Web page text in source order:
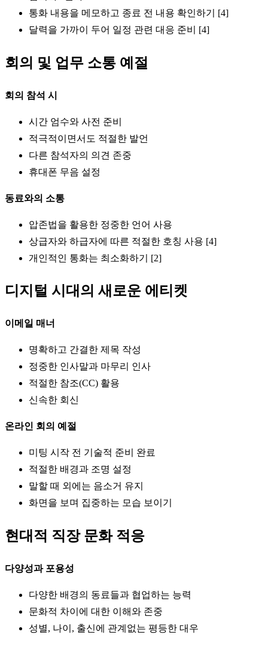
통화 내용을 메모하고 종료 전 내용 확인하기 [4]
달력을 가까이 두어 일정 관련 대응 준비 [4]
회의 및 업무 소통 예절
회의 참석 시
시간 엄수와 사전 준비
적극적이면서도 적절한 발언
다른 참석자의 의견 존중
휴대폰 무음 설정
동료와의 소통
압존법을 활용한 정중한 언어 사용
상급자와 하급자에 따른 적절한 호칭 사용 [4]
개인적인 통화는 최소화하기 [2]
디지털 시대의 새로운 에티켓
이메일 매너
명확하고 간결한 제목 작성
정중한 인사말과 마무리 인사
적절한 참조(CC) 활용
신속한 회신
온라인 회의 예절
미팅 시작 전 기술적 준비 완료
적절한 배경과 조명 설정
말할 때 외에는 음소거 유지
화면을 보며 집중하는 모습 보이기
현대적 직장 문화 적응
다양성과 포용성
다양한 배경의 동료들과 협업하는 능력
문화적 차이에 대한 이해와 존중
성별, 나이, 출신에 관계없는 평등한 대우